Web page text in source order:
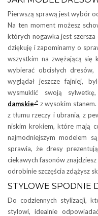
Pierwszą sprawą jest wybór
Na ten moment możesz
których nogawka jest
dziękuję i zapominamy o
wszystkim na zwężającą się
wybierać obcisłych
wyglądał jeszcze fajniej,
wysmuklić swoją
damskie
z wysokim
z tłumu rzeczy i ubrania, z
niskim krokiem, które mają
najmodniejszym modelem
sprawia, że dresy
ciekawych fasonów
odrobinie szczęścia zdążysz
STYLOWE SPODNIE
Do codziennych stylizacji,
stylowi, idealnie